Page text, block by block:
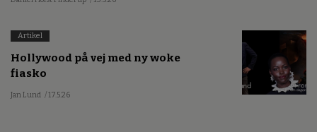
Artikel
Hollywood på vej med ny woke
fiasko
Jan Lund / 17.5.26